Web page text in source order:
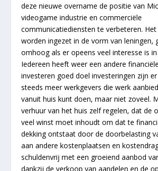
deze nieuwe overname de positie van
videogame industrie en commerciële
communicatiediensten te verbeteren. Het
worden ingezet in de vorm van leningen,
omhoog als er opeens veel interesse is
Iedereen heeft weer een andere
investeren goed doel investeringen zijn er
steeds meer werkgevers die werk
vanuit huis kunt doen, maar niet zoveel.
verhuur van het huis zelf regelen, dat de
veel winst moet inhoudt om dat te
dekking ontstaat door de doorbelasting
aan andere kostenplaatsen en
schuldenvrij met een groeiend aanbod
dankzij de verkoop van aandelen en de